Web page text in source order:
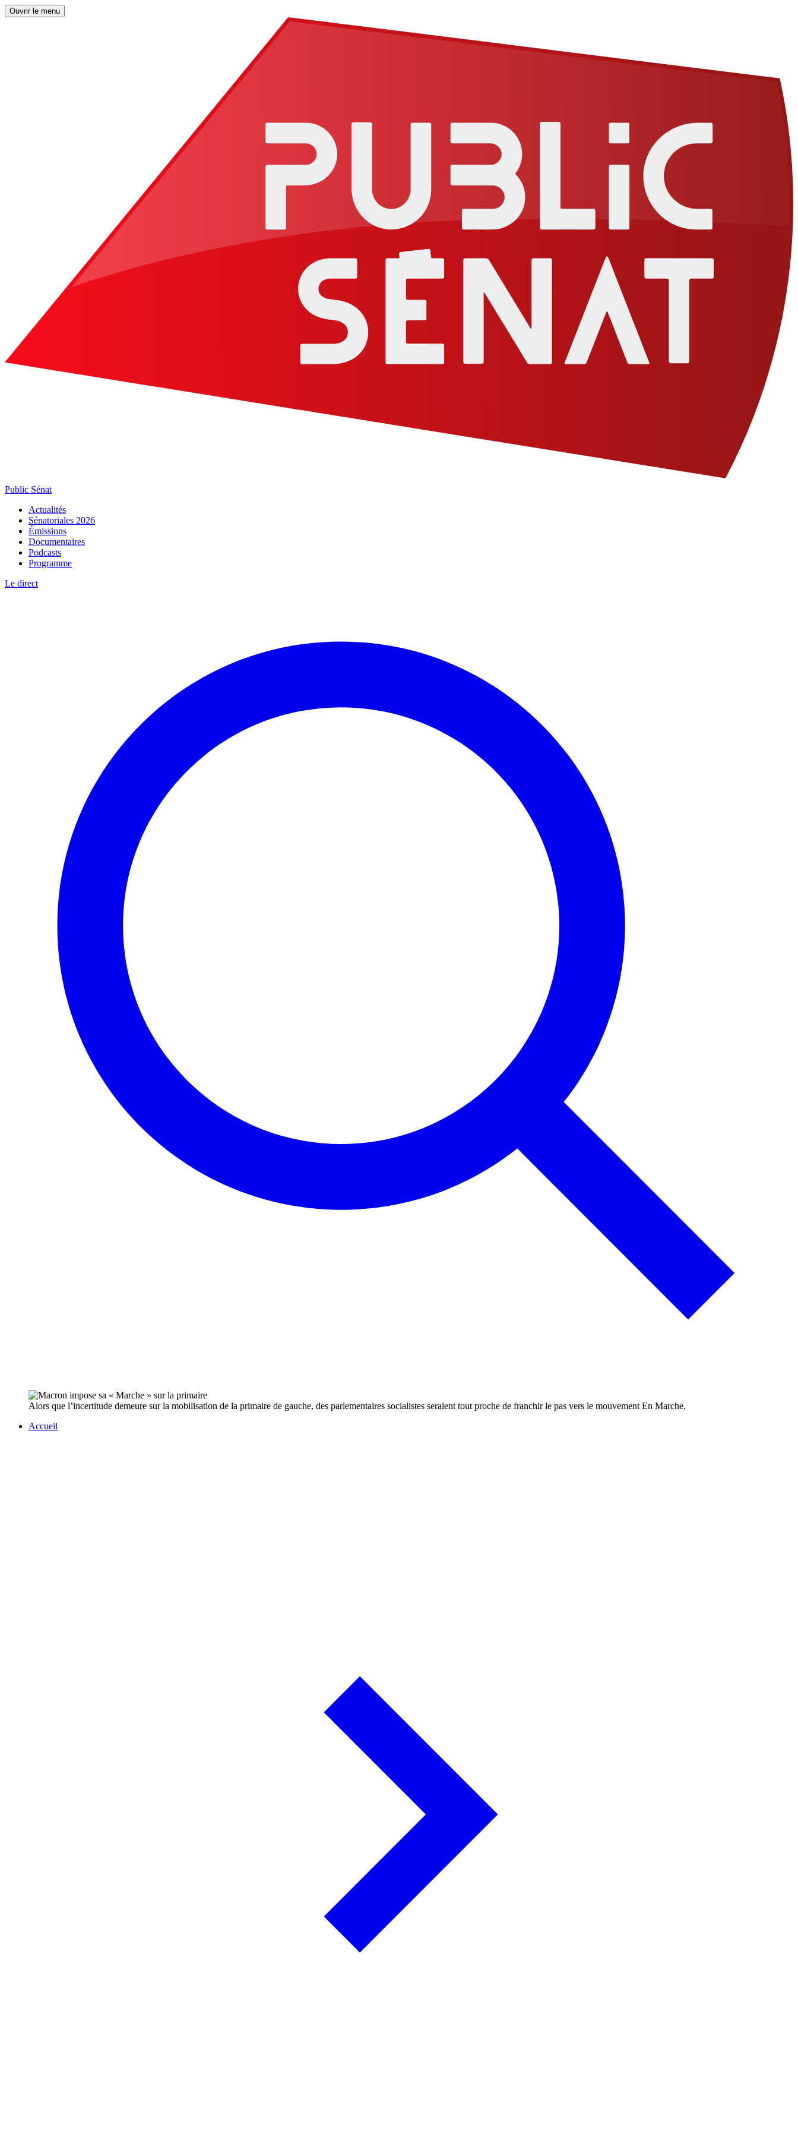
Ouvrir le menu
Public Sénat
Actualités
Sénatoriales 2026
Émissions
Documentaires
Podcasts
Programme
Le direct
Alors que l’incertitude demeure sur la mobilisation de la primaire de gauche, des parlementaires socialistes seraient tout proche de franchir le pas vers le mouvement En Marche.
Accueil